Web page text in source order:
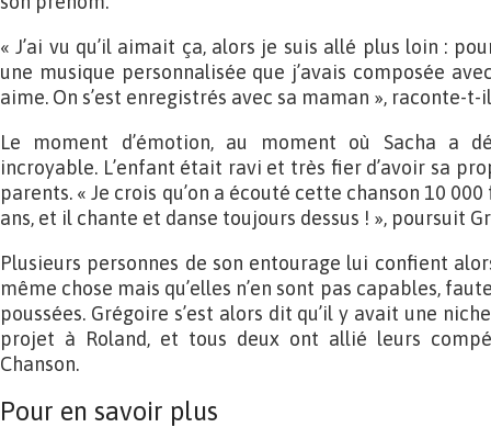
« J’ai vu qu’il aimait ça, alors je suis allé plus loin :
une musique personnalisée que j’avais composée
aime. On s’est enregistrés avec sa maman », raconte-t-
Le moment d’émotion, au moment où Sacha a
incroyable. L’enfant était ravi et très fier d’avoir sa
parents. « Je crois qu’on a écouté cette chanson 10 000
ans, et il chante et danse toujours dessus ! », poursuit
Plusieurs personnes de son entourage lui confient
même chose mais qu’elles n’en sont pas capables,
poussées. Grégoire s’est alors dit qu’il y avait une
projet à Roland, et tous deux ont allié leurs
Chanson.
Pour en savoir plus